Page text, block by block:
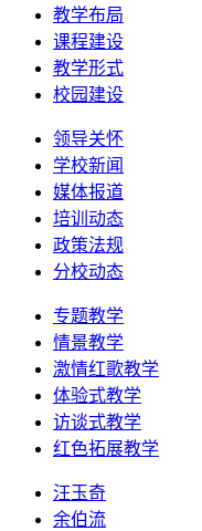
教学布局
课程建设
教学形式
校园建设
领导关怀
学校新闻
媒体报道
培训动态
政策法规
分校动态
专题教学
情景教学
激情红歌教学
体验式教学
访谈式教学
红色拓展教学
汪玉奇
余伯流